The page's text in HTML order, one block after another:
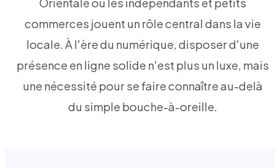
Orientale où les indépendants et petits
commerces jouent un rôle central dans la vie
locale. À l'ère du numérique, disposer d'une
présence en ligne solide n'est plus un luxe, mais
une nécessité pour se faire connaître au-delà
du simple bouche-à-oreille.